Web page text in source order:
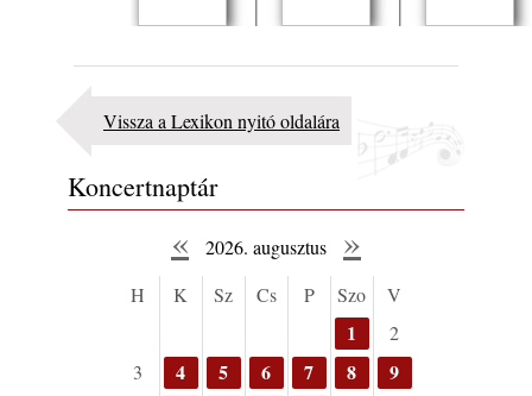
Vissza a Lexikon nyitó oldalára
Koncertnaptár
« 2026. augusztus »
H K Sz Cs P Szo V
1
2
3
4 5 6 7 8 9